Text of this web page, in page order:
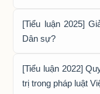
[Tiểu luận 2025]
Dân sự?
[Tiểu luận 2022]
trị trong pháp luật